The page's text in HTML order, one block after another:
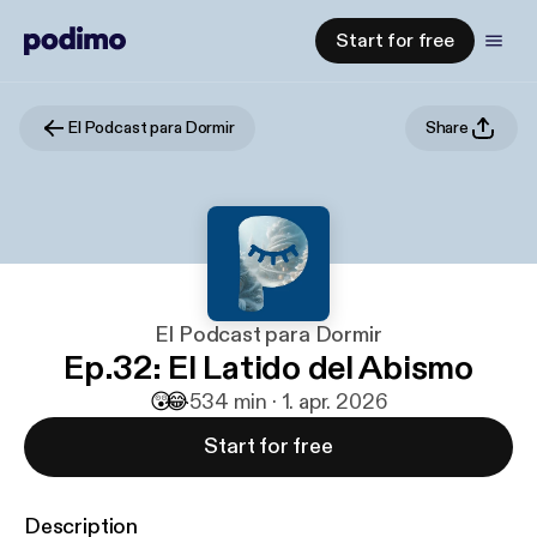
Start for free
El Podcast para Dormir Share
El Podcast para Dormir
Ep.32: El Latido del Abismo
😲😂534 min · 1. apr. 2026
Start for free
Description